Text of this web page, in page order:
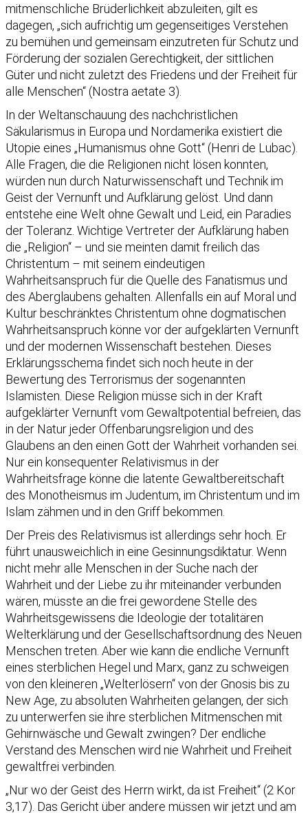
mitmenschliche Brüderlichkeit abzuleiten, gilt es
dagegen, „sich aufrichtig um gegenseitiges Verstehen
zu bemühen und gemeinsam einzutreten für Schutz und
Förderung der sozialen Gerechtigkeit, der sittlichen
Güter und nicht zuletzt des Friedens und der Freiheit für
alle Menschen“ (Nostra aetate 3).
In der Weltanschauung des nachchristlichen
Säkularismus in Europa und Nordamerika existiert die
Utopie eines „Humanismus ohne Gott“ (Henri de Lubac).
Alle Fragen, die die Religionen nicht lösen konnten,
würden nun durch Naturwissenschaft und Technik im
Geist der Vernunft und Aufklärung gelöst. Und dann
entstehe eine Welt ohne Gewalt und Leid, ein Paradies
der Toleranz. Wichtige Vertreter der Aufklärung haben
die „Religion“ – und sie meinten damit freilich das
Christentum – mit seinem eindeutigen
Wahrheitsanspruch für die Quelle des Fanatismus und
des Aberglaubens gehalten. Allenfalls ein auf Moral und
Kultur beschränktes Christentum ohne dogmatischen
Wahrheitsanspruch könne vor der aufgeklärten Vernunft
und der modernen Wissenschaft bestehen. Dieses
Erklärungsschema findet sich noch heute in der
Bewertung des Terrorismus der sogenannten
Islamisten. Diese Religion müsse sich in der Kraft
aufgeklärter Vernunft vom Gewaltpotential befreien, das
in der Natur jeder Offenbarungsreligion und des
Glaubens an den einen Gott der Wahrheit vorhanden sei.
Nur ein konsequenter Relativismus in der
Wahrheitsfrage könne die latente Gewaltbereitschaft
des Monotheismus im Judentum, im Christentum und im
Islam zähmen und in den Griff bekommen.
Der Preis des Relativismus ist allerdings sehr hoch. Er
führt unausweichlich in eine Gesinnungsdiktatur. Wenn
nicht mehr alle Menschen in der Suche nach der
Wahrheit und der Liebe zu ihr miteinander verbunden
wären, müsste an die frei gewordene Stelle des
Wahrheitsgewissens die Ideologie der totalitären
Welterklärung und der Gesellschaftsordnung des Neuen
Menschen treten. Aber wie kann die endliche Vernunft
eines sterblichen Hegel und Marx, ganz zu schweigen
von den kleineren „Welterlösern“ von der Gnosis bis zu
New Age, zu absoluten Wahrheiten gelangen, der sich
zu unterwerfen sie ihre sterblichen Mitmenschen mit
Gehirnwäsche und Gewalt zwingen? Der endliche
Verstand des Menschen wird nie Wahrheit und Freiheit
gewaltfrei verbinden.
„Nur wo der Geist des Herrn wirkt, da ist Freiheit“ (2 Kor
3,17). Das Gericht über andere müssen wir jetzt und am